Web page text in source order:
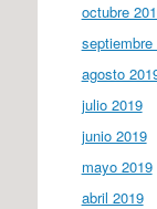
octubre
septiembre
agosto
julio 2019
junio 2019
mayo 2019
abril 2019